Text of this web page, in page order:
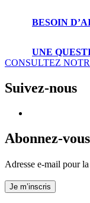
BESOIN
UNE
CONSULTEZ
Suivez-nous
Abonnez-
Adresse e-mail pour
Je m’inscris